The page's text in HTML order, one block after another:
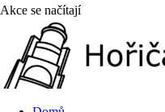
Akce se načítají